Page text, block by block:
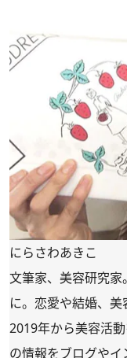
にらさわあきこ
文筆家、美容研究家
に。恋愛や結婚、美
2019年から美容活
の情報をブログや